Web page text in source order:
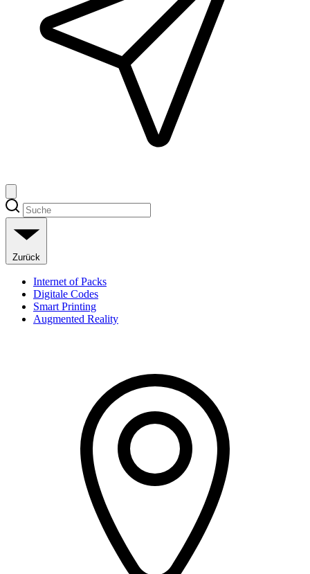
Zurück
Internet of Packs
Digitale Codes
Smart Printing
Augmented Reality